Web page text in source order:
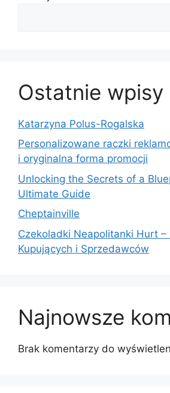
Ostatnie wpisy
Katarzyna Polus-Rogalska
Personalizowane raczki
i oryginalna forma promocji
Unlocking the Secrets of a
Ultimate Guide
Cheptainville
Czekoladki Neapolitanki Hurt
Kupujących i Sprzedawców
Najnowsze
Brak komentarzy do